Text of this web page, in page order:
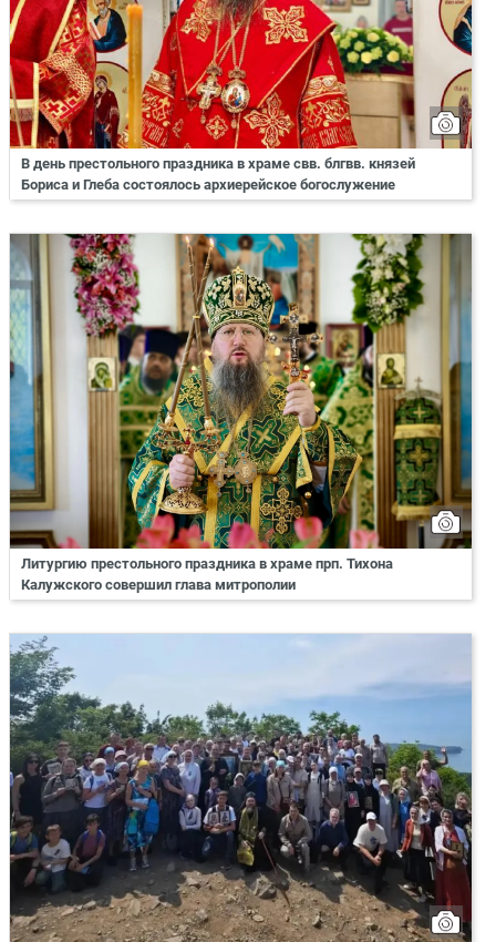
В день престольного праздника в храме свв. блгвв. князей
Бориса и Глеба состоялось архиерейское богослужение
Литургию престольного праздника в храме прп. Тихона
Калужского совершил глава митрополии